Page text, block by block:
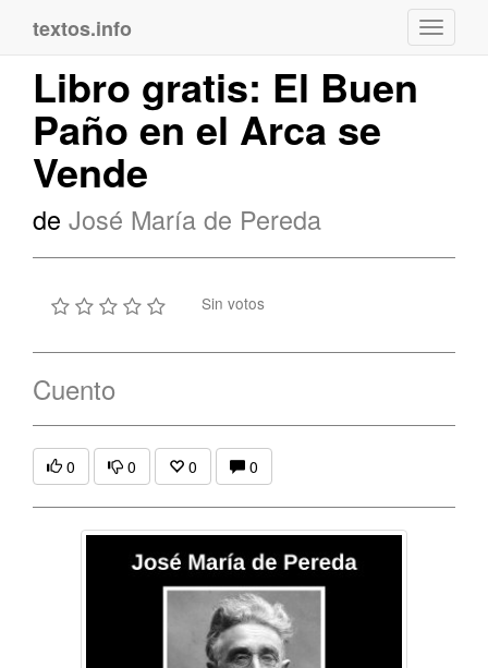
textos.info
Libro gratis: El Buen
Paño en el Arca se
Vende
de José María de Pereda
Sin votos
Cuento
0 0 0 0